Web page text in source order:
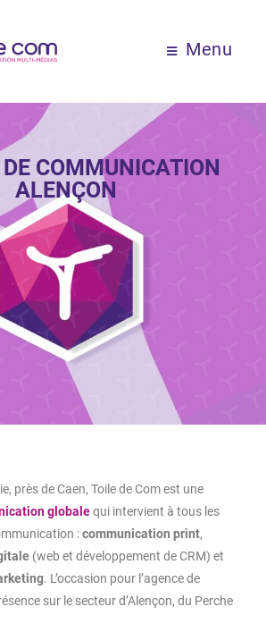
Menu
COMMUNICATION
ALENÇON
près de Caen, Toile de Com est une
globalequi intervient à tous les
:communication print,
(web et développement de CRM) et
. L’occasion pour l’agence de
sur le secteur d’Alençon, du Perche